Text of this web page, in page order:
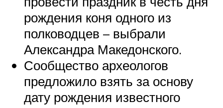
рождения коня одного из
полководцев – выбрали
Александра Македонского.
Сообщество археологов
предложило взять за основу
дату рождения известного